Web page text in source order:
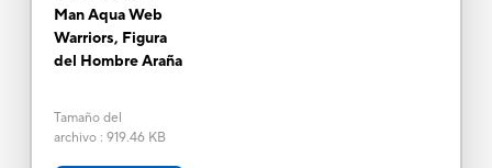
Man Aqua Web
Warriors, Figura
del Hombre Araña
Tamaño del
archivo: 919.46 KB